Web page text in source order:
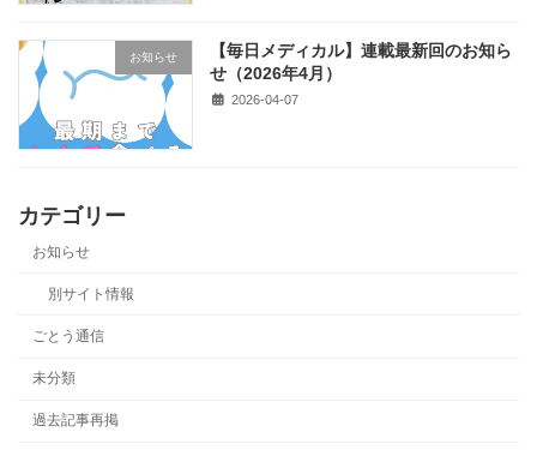
お知らせ
【毎日メディカル】連載最新回のお知ら
せ（2026年4月）
2026-04-07
カテゴリー
お知らせ
別サイト情報
ごとう通信
未分類
過去記事再掲